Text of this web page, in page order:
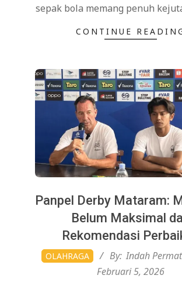
sepak bola memang penuh
CONTINUE
Panpel Derby Mataram:
Belum Maksimal
Rekomendasi
2026-
02-
OLAHRAGA By: Indah
Februari 5, 2026